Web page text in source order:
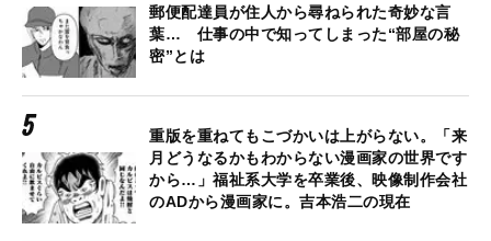
郵便配達員が住人から尋ねられた奇妙な言
葉… 仕事の中で知ってしまった“部屋の秘
密”とは
重版を重ねてもこづかいは上がらない。「来
月どうなるかもわからない漫画家の世界です
から…」福祉系大学を卒業後、映像制作会社
のADから漫画家に。吉本浩二の現在